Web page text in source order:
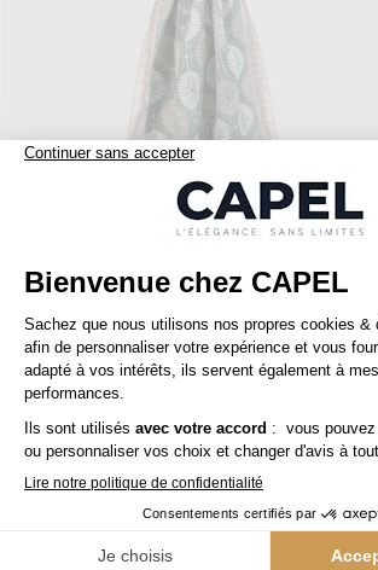
Chèche motifs palmes coton/lin vert, beige et blanc
139,00 €
Écharpe Marine Tommy Hilfiger